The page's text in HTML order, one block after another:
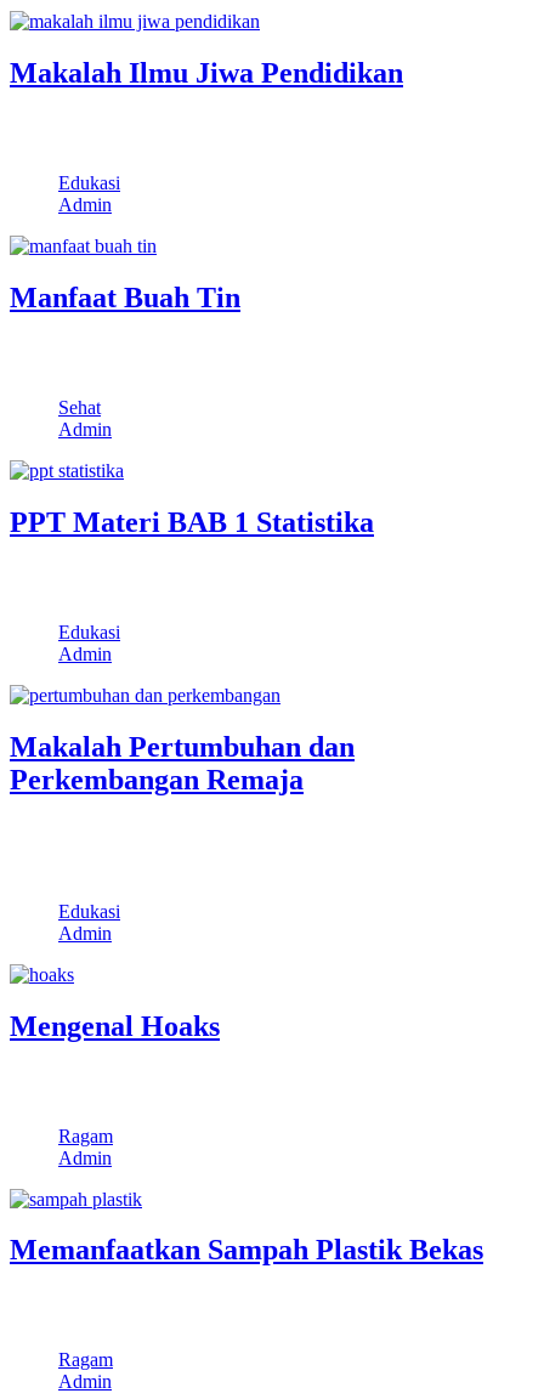
Makalah Ilmu Jiwa Pendidikan
Edukasi
Admin
Manfaat Buah Tin
Sehat
Admin
PPT Materi BAB 1 Statistika
Edukasi
Admin
Makalah Pertumbuhan dan
Perkembangan Remaja
Edukasi
Admin
Mengenal Hoaks
Ragam
Admin
Memanfaatkan Sampah Plastik Bekas
Ragam
Admin